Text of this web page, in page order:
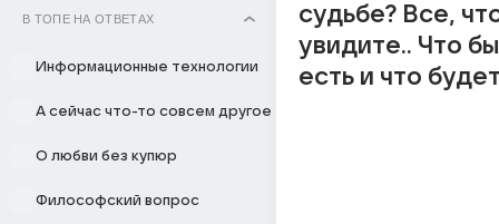
В ТОПЕ НА ОТВЕТАХ
Информационные технологии
А сейчас что-то совсем другое
О любви без купюр
Философский вопрос
судьбе? Все,
увидите.. Что
есть и что